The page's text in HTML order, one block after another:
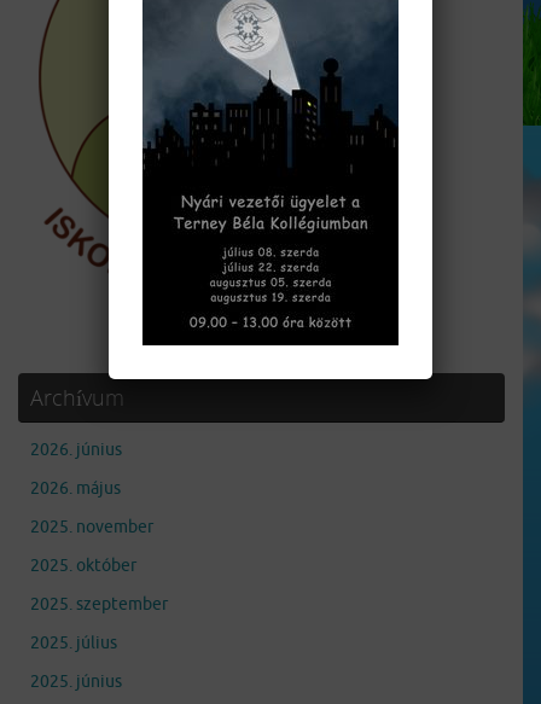
Archívum
2026. június
2026. május
2025. november
2025. október
2025. szeptember
2025. július
2025. június